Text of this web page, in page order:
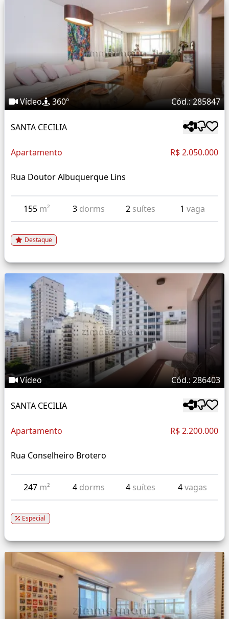
Vídeo 360º Cód.: 285847
SANTA CECILIA
Apartamento R$ 2.050.000
Rua Doutor Albuquerque Lins
155 m² 3 dorms 2 suítes 1 vaga
Destaque
Vídeo Cód.: 286403
SANTA CECILIA
Apartamento R$ 2.200.000
Rua Conselheiro Brotero
247 m² 4 dorms 4 suítes 4vagas
Especial